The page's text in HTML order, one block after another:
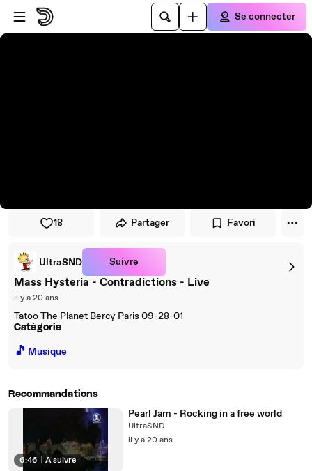
Passer au player
Passer au contenu principal
Se connecter
18 Partager Favori
UltraSND Suivre
Mass Hysteria - Contradictions - Live
il y a 20 ans
Tatoo The Planet Bercy Paris 09-28-01
Catégorie
🎵 Musique
Recommandations
6:46 À suivre
Pearl Jam - Rocking in a free world
UltraSND
il y a 20 ans